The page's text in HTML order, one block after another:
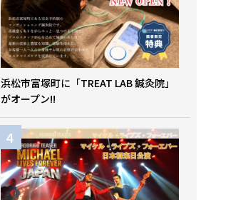
浜松市富塚町に「TREAT LAB 鍼灸院」
がオープン!!